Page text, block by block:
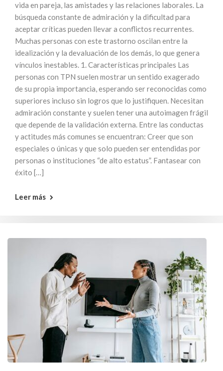
vida en pareja, las amistades y las relaciones laborales. La
búsqueda constante de admiración y la dificultad para
aceptar críticas pueden llevar a conflictos recurrentes.
Muchas personas con este trastorno oscilan entre la
idealización y la devaluación de los demás, lo que genera
vínculos inestables. 1. Características principales Las
personas con TPN suelen mostrar un sentido exagerado
de su propia importancia, esperando ser reconocidas como
superiores incluso sin logros que lo justifiquen. Necesitan
admiración constante y suelen tener una autoimagen frágil
que depende de la validación externa. Entre las conductas
y actitudes más comunes se encuentran: Creer que son
especiales o únicas y que solo pueden ser entendidas por
personas o instituciones “de alto estatus”. Fantasear con
éxito […]
Leer más